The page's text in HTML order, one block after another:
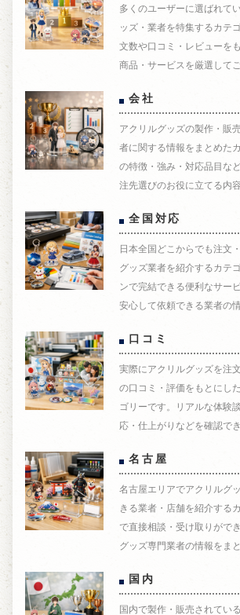
多くのユーザーに選ばれて
ッズ・業者を特集するカテ
文数や口コミ・レビューを
商品・サービスを厳選して
会社
アクリルグッズの製作・販
者に関する情報をまとめた
の特徴・強み・対応品目な
注先選びのお役に立てる内
全国対応
日本全国どこからでも注文
グッズ業者を紹介するカテ
ンで完結できる便利なサー
安心して依頼できる業者の
口コミ
実際にアクリルグッズを注
の口コミ・評価をもとにし
ゴリーです。リアルな体験
応・仕上がりなどを確認でき
名古屋
名古屋エリアでアクリルグ
きる業者・店舗を紹介する
で直接相談・受け取りがで
グッズ専門業者の情報をま
国内
国内で製作・販売されてい